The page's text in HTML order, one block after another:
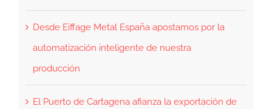
Desde Eiffage Metal España apostamos por la
automatización inteligente de nuestra
producción
El Puerto de Cartagena afianza la exportación de